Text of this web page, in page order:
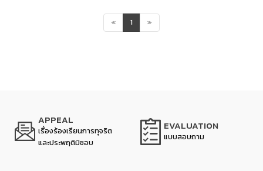
« 1 »
APPEAL
เรื่องร้องเรียนการทุจริต
และประพฤติมิชอบ
EVALUATION
แบบสอบถาม